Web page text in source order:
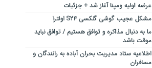
عرضه اولیه ومپنا آغاز شد + جزئیات
مشکل عجیب گوشی گلکسی S۲۴ اولترا
ما به دنبال مذاکره و توافق هستیم / توافق نباید
موقت باشد
اطلاعیه ستاد مدیریت بحران آباده به رانندگان و
مسافران